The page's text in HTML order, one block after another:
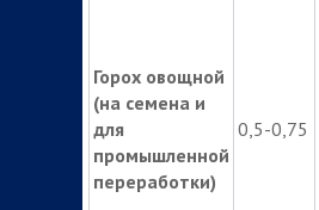
Горох овощной
(на семена и
для
промышленной
переработки)
0,5-0,75